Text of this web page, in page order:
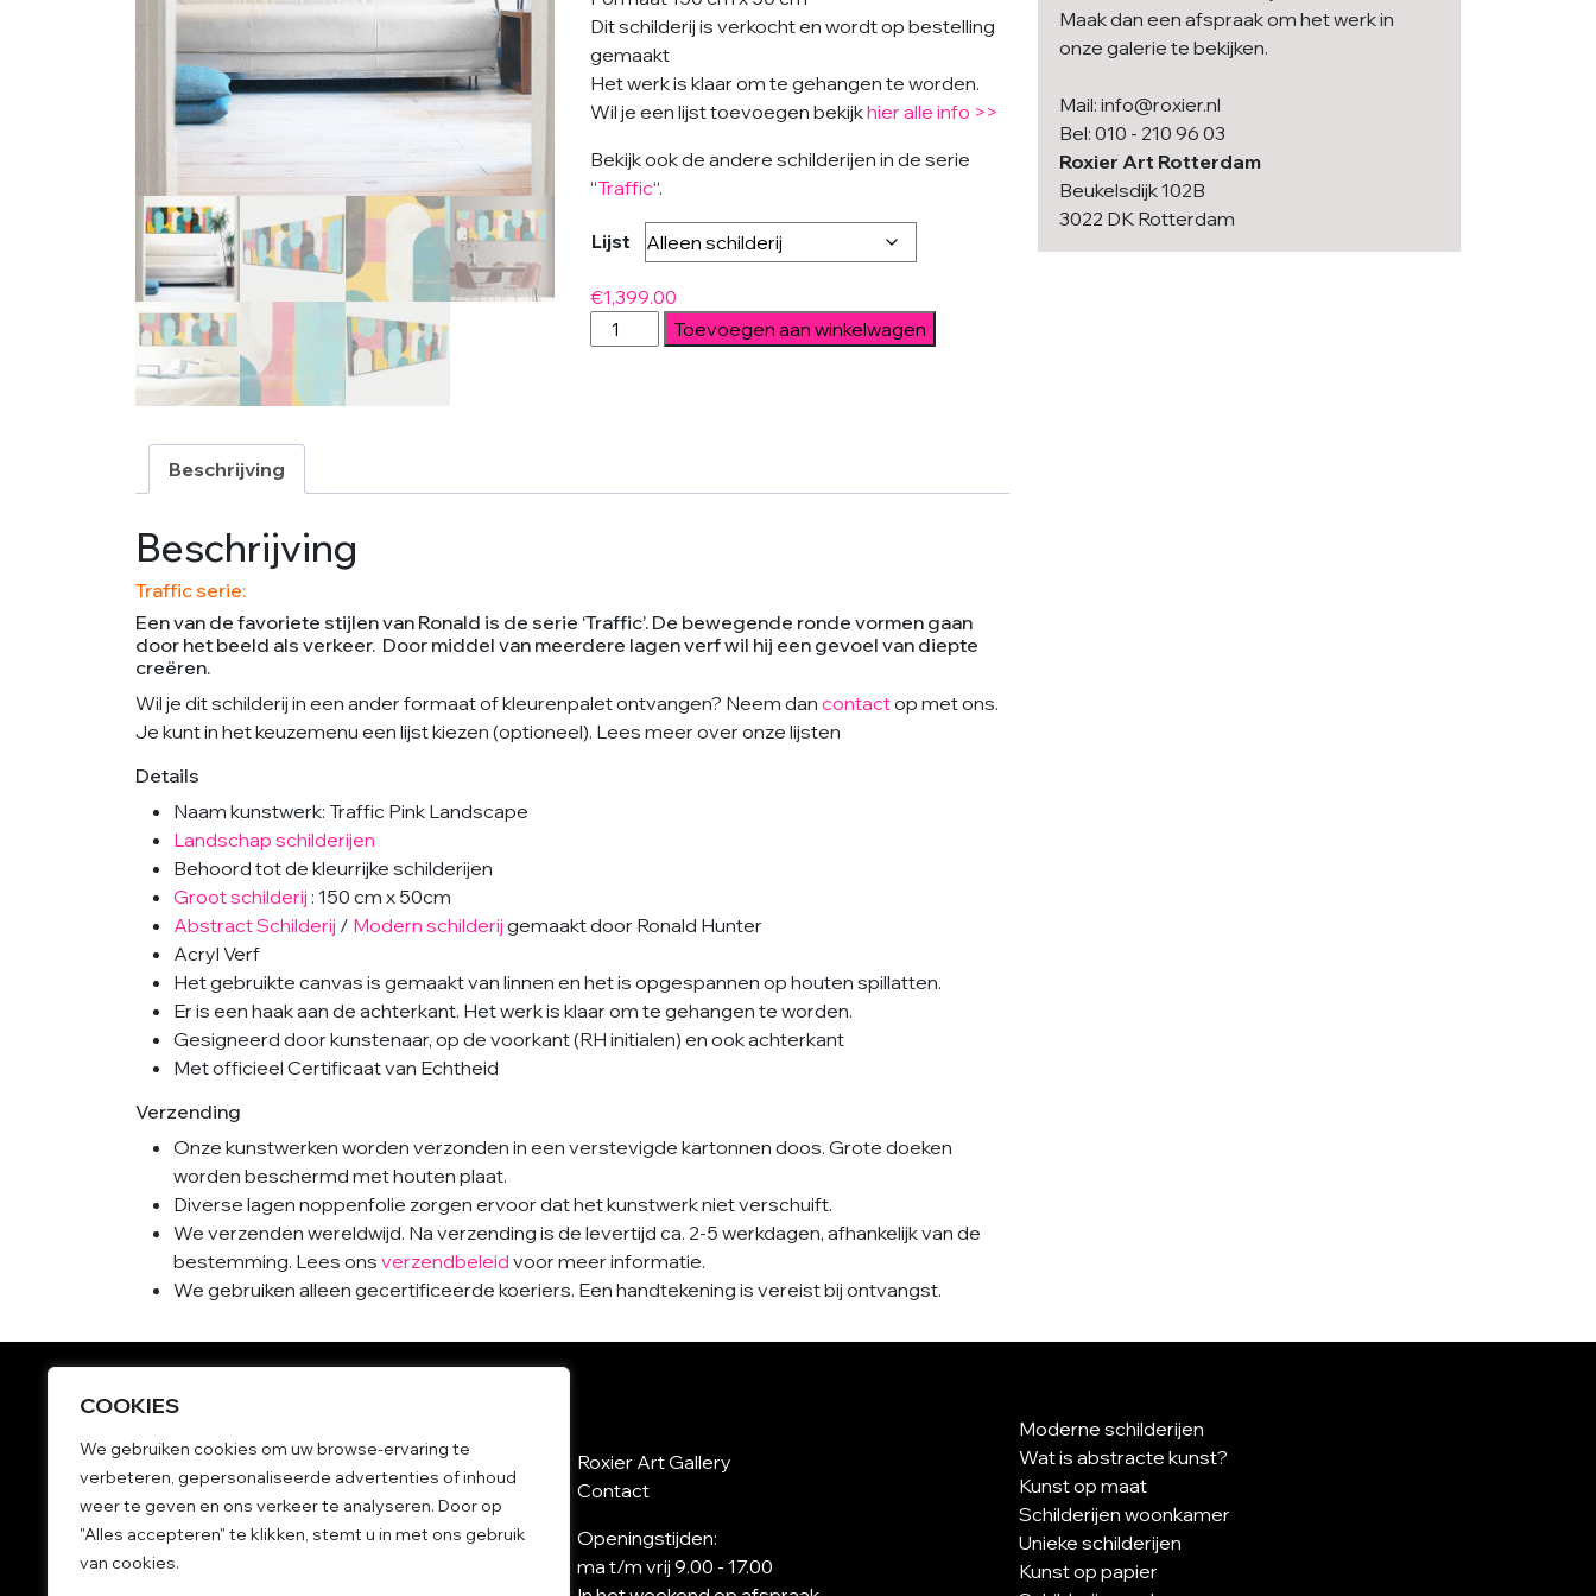
COOKIES
We gebruiken cookies om uw browse-ervaring te
verbeteren, gepersonaliseerde advertenties of inhoud
weer te geven en ons verkeer te analyseren. Door op
"Alles accepteren" te klikken, stemt u in met ons gebruik
van cookies.
Dit schilderij is verkocht en wordt op bestelling
gemaakt
Het werk is klaar om te gehangen te worden.
Wil je een lijst toevoegen bekijkhier alle info >>
Bekijk ook de andere schilderijen in de serie
“Traffic“.
Lijst
€1,399.00
Traffic
Pink
Toevoegen aan winkelwagen
Beschrijving
Beschrijving
Traffic serie:
Een van de favoriete stijlen van Ronald is de serie ‘Traffic’. De bewegende ronde vormen gaan
door het beeld als verkeer. Door middel van meerdere lagen verf wil hij een gevoel van diepte
creëren.
Wil je dit schilderij in een ander formaat of kleurenpalet ontvangen? Neem dan contactop met ons.
Je kunt in het keuzemenu een lijst kiezen (optioneel). Lees meer over onze lijsten
Details
Naam kunstwerk: Traffic Pink Landscape
Landschap schilderijen
Behoord tot de kleurrijke schilderijen
Groot schilderij : 150 cm x 50cm
Abstract Schilderij / Modern schilderij gemaakt door Ronald Hunter
Acryl Verf
Het gebruikte canvas is gemaakt van linnen en het is opgespannen op houten spillatten.
Er is een haak aan de achterkant. Het werk is klaar om te gehangen te worden.
Gesigneerd door kunstenaar, op de voorkant (RH initialen) en ook achterkant
Met officieel Certificaat van Echtheid
Verzending
Onze kunstwerken worden verzonden in een verstevigde kartonnen doos. Grote doeken
worden beschermd met houten plaat.
Diverse lagen noppenfolie zorgen ervoor dat het kunstwerk niet verschuift.
We verzenden wereldwijd. Na verzending is de levertijd ca. 2-5 werkdagen, afhankelijk van de
bestemming. Lees ons verzendbeleid voor meer informatie.
We gebruiken alleen gecertificeerde koeriers. Een handtekening is vereist bij ontvangst.
Maak dan een afspraak om het werk in
onze galerie te bekijken.
Mail: info@roxier.nl
Bel: 010 - 210 96 03
Roxier Art Rotterdam
Beukelsdijk 102B
3022 DK Rotterdam
Kleurrijke schilderijen
Kunst kopen
Betaalbare schilderijen
Kunst aan de muur
Blauwe schilderijen
Roxier Art Gallery
Contact
Openingstijden:
ma t/m vrij 9.00 - 17.00
Moderne schilderijen
Wat is abstracte kunst?
Kunst op maat
Schilderijen woonkamer
Unieke schilderijen
Kunst op papier